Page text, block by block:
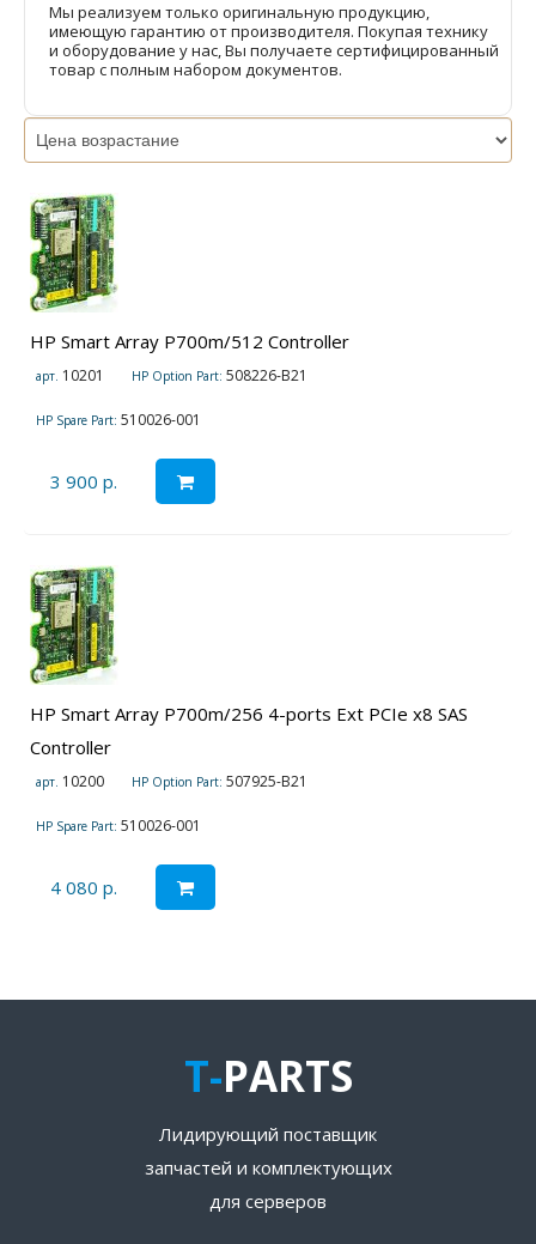
Мы реализуем только оригинальную продукцию,
имеющую гарантию от производителя. Покупая технику
и оборудование у нас, Вы получаете сертифицированный
товар с полным набором документов.
HP Smart Array P700m/512 Controller
арт. 10201 HP Option Part: 508226-B21
HP Spare Part: 510026-001
3 900 р.
HP Smart Array P700m/256 4-ports Ext PCIe x8 SAS
Controller
арт. 10200 HP Option Part: 507925-B21
HP Spare Part: 510026-001
4 080 р.
T-PARTS
Лидирующий поставщик
запчастей и комплектующих
для серверов